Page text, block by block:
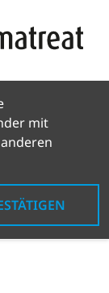
mit
und Presse
und lackierte